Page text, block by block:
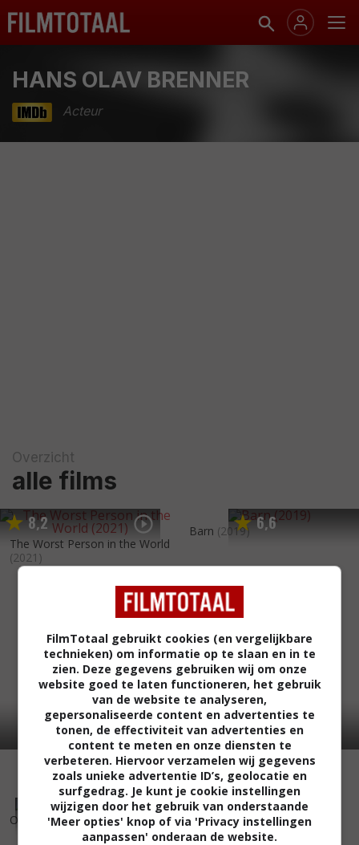
HANS OLAV BRENNER
Acteur
Overzicht
alle films
8,2
The Worst Person in the World
(2021)
6,6
Barn (2019)
,7
Oslo, 31. august (2011)
FilmTotaal gebruikt cookies (en vergelijkbare
technieken) om informatie op te slaan en in te
zien. Deze gegevens gebruiken wij om onze
website goed te laten functioneren, het gebruik
van de website te analyseren,
gepersonaliseerde content en advertenties te
tonen, de effectiviteit van advertenties en
content te meten en onze diensten te
verbeteren. Hiervoor verzamelen wij gegevens
zoals unieke advertentie ID’s, geolocatie en
surfgedrag. Je kunt je cookie instellingen
wijzigen door het gebruik van onderstaande
'Meer opties' knop of via 'Privacy instellingen
aanpassen' onderaan de website.